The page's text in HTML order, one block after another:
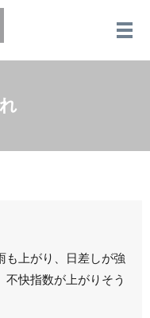
メ
も上がり、日差しが強
不快指数が上がりそう